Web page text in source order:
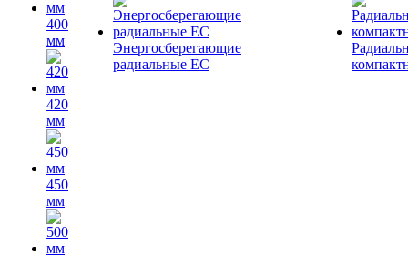
400
мм
420
мм
450
мм
Энергосберегающие
радиальные EC